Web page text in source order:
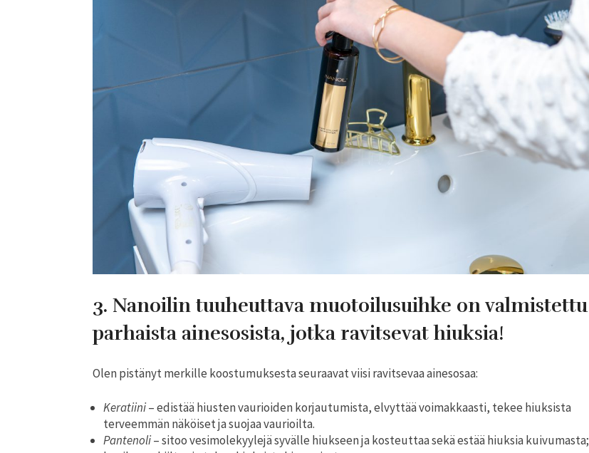
3. Nanoilin tuuheuttava muotoilusuihke on valmistettu
parhaista ainesosista, jotka ravitsevat hiuksia!
Olen pistänyt merkille koostumuksesta seuraavat viisi ravitsevaa ainesosaa:
Keratiini– edistää hiusten vaurioiden korjautumista, elvyttää voimakkaasti, tekee hiuksista
terveemmän näköiset ja suojaa vaurioilta.
Pantenoli– sitoo vesimolekyylejä syvälle hiukseen ja kosteuttaa sekä estää hiuksia kuivumasta;